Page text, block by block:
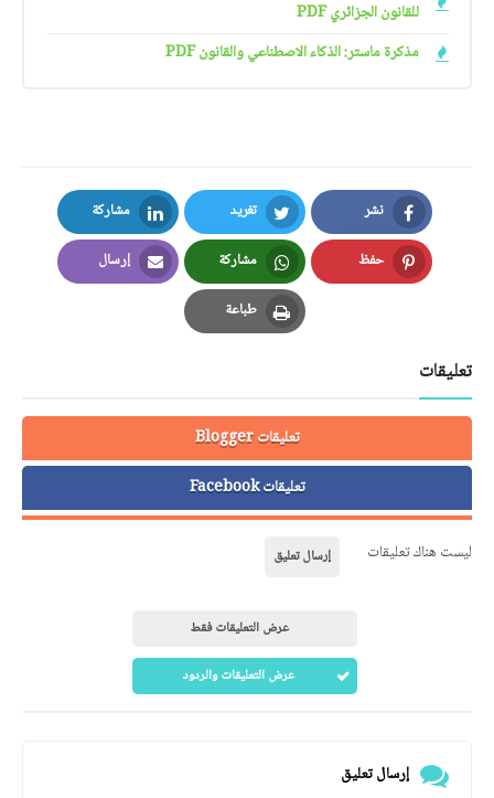
للقانون الجزائري PDF
مذكرة ماستر: الذكاء الاصطناعي والقانون PDF
نشر
Facebook
تغريد
Twitter
مشاركة
LinkedIn
حفظ
Pinterest
مشاركة
Whatsapp
إرسال
Email
طباعة
Print
تعليقات
تعليقات Blogger
تعليقات Facebook
ليست هناك تعليقات إرسال تعليق
عرض التعليقات فقط
عرض التعليقات والردود
إرسال تعليق